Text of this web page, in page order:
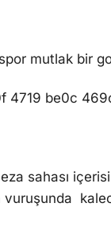
mutlak bir
sahası
vuruşunda